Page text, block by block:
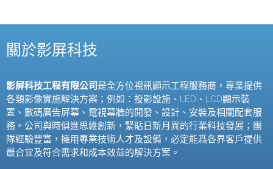
關於影屏科技
影屏科技工程有限公司是全方位視訊顯示工程服務商，專業提供
各類影像實施解決方案；例如：投影設施、 LED 、 LCD顯示裝
置、數碼廣告屏幕、電視幕牆的開發、設計、安裝及相關配套服
務。公司與時俱進思維創新，緊貼日新月異的行業科技發展；團
隊經驗豐富，擁用專業技術人才及設備，必定能爲各界客戶提供
最合宜及符合需求和成本效益的解決方案。